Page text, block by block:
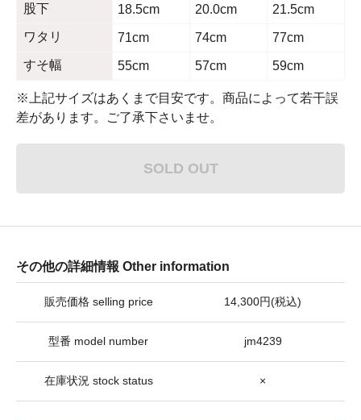
股下 18.5cm 20.0cm
21.5cm
ワタリ
71cm 74cm
77cm
すそ幅
55cm 57cm 59cm
※上記サイズはあくまで目安です。商品によって若干誤
差があります。ご了承下さいませ。
SOLD OUT
その他の詳細情報 Other information
販売価格 selling price 14,300円(税込)
型番 model number jm4239
在庫状況 stock status ×